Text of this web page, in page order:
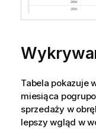
Tabela pokazuje
miesiąca
sprzedaży w
lepszy wgląd w